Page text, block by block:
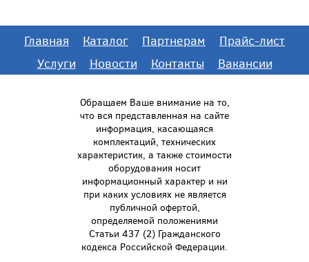
Главная Каталог Партнерам
Прайс-лист
Услуги
Новости Контакты Вакансии
Обращаем Ваше внимание на то,
что вся представленная на сайте
информация, касающаяся
комплектаций, технических
характеристик, а также стоимости
оборудования носит
информационный характер и ни
при каких условиях не является
публичной офертой,
определяемой положениями
Статьи 437 (2) Гражданского
кодекса Российской Федерации.